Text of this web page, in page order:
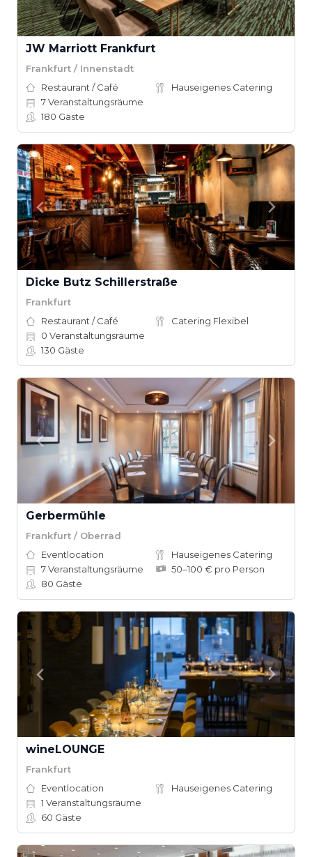
JW Marriott Frankfurt
Frankfurt / Innenstadt
Restaurant / Café
Hauseigenes Catering
7Veranstaltungsräume
180 Gäste
Dicke Butz Schillerstraße
Frankfurt
Restaurant / Café
Catering Flexibel
0 Veranstaltungsräume
130 Gäste
Gerbermühle
Frankfurt / Oberrad
Eventlocation
Hauseigenes Catering
7Veranstaltungsräume
50–100 € pro Person
80 Gäste
wineLOUNGE
Frankfurt
Eventlocation
Hauseigenes Catering
1 Veranstaltungsräume
60 Gäste